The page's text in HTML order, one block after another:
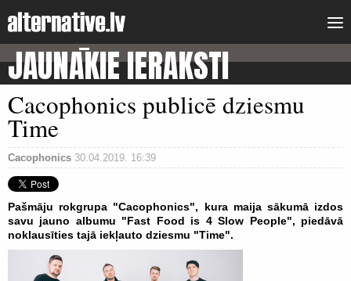
JAUNĀKIE IERAKSTI
Cacophonics publicē dziesmu
Time
Cacophonics 30.04.2019. 16:39
Pašmāju rokgrupa "Cacophonics", kura maija sākumā izdos
savu jauno albumu "Fast Food is 4 Slow People", piedāvā
noklausīties tajā iekļauto dziesmu "Time".